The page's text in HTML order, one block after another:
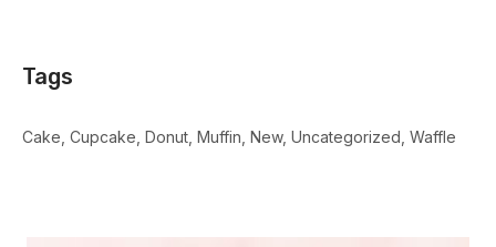
Tags
Cake Cupcake Donut Muffin New Uncategorized Waffle